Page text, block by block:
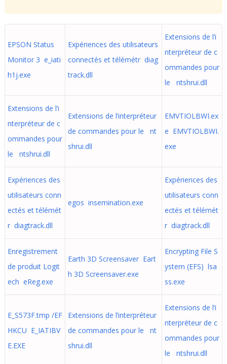
EPSON Status
Monitor 3 e_iati
h1j.exe
Expériences des utilisateurs
connectés et télémétr diag
track.dll
Extensions de l’i
nterpréteur de c
ommandes pour
le ntshrui.dll
Extensions de l’i
nterpréteur de c
ommandes pour
le ntshrui.dll
Extensions de l’interpréteur
de commandes pour le nt
shrui.dll
EMVTIOLBWI.ex
e EMVTIOLBWI.
exe
Expériences des
utilisateurs conn
ectés et télémét
r diagtrack.dll
egos insemination.exe
Expériences des
utilisateurs conn
ectés et télémét
r diagtrack.dll
Enregistrement
de produit Logit
ech eReg.exe
Earth 3D Screensaver Eart
h 3D Screensaver.exe
Encrypting File S
ystem (EFS) lsa
ss.exe
E_S573F.tmp /EF
HKCU E_IATIBV
E.EXE
Extensions de l’interpréteur
de commandes pour le nt
shrui.dll
Extensions de l’i
nterpréteur de c
ommandes pour
le ntshrui.dll